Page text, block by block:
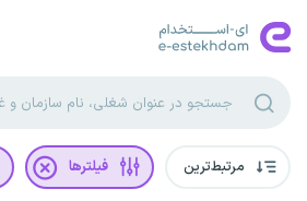
مرتبط‌ترین فیلترها